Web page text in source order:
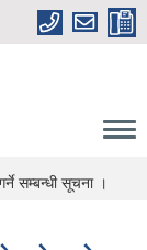
सम्बन्धी सूचना ।